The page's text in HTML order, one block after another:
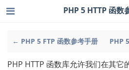
← PHP 5 FTP 函数参考手册 PHP
PHP 5 HTTP 函数
PHP HTTP 函数库允许我们在其它